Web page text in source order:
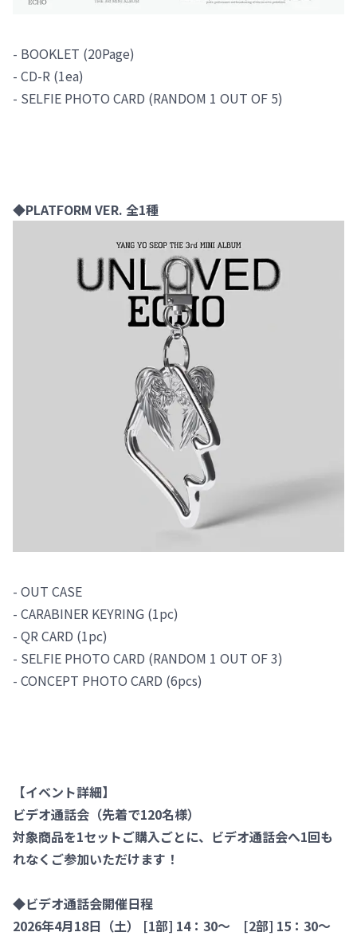
- BOOKLET (20Page)
- CD-R (1ea)
- SELFIE PHOTO CARD (RANDOM 1 OUT OF 5)
◆PLATFORM VER. 全1種
- OUT CASE
- CARABINER KEYRING (1pc)
- QR CARD (1pc)
- SELFIE PHOTO CARD (RANDOM 1 OUT OF 3)
- CONCEPT PHOTO CARD (6pcs)
【イベント詳細】
ビデオ通話会（先着で120名様）
対象商品を1セットご購入ごとに、ビデオ通話会へ1回も
れなくご参加いただけます！
◆ビデオ通話会開催日程
2026年4月18日（土） [1部] 14：30～ [2部] 15：30～